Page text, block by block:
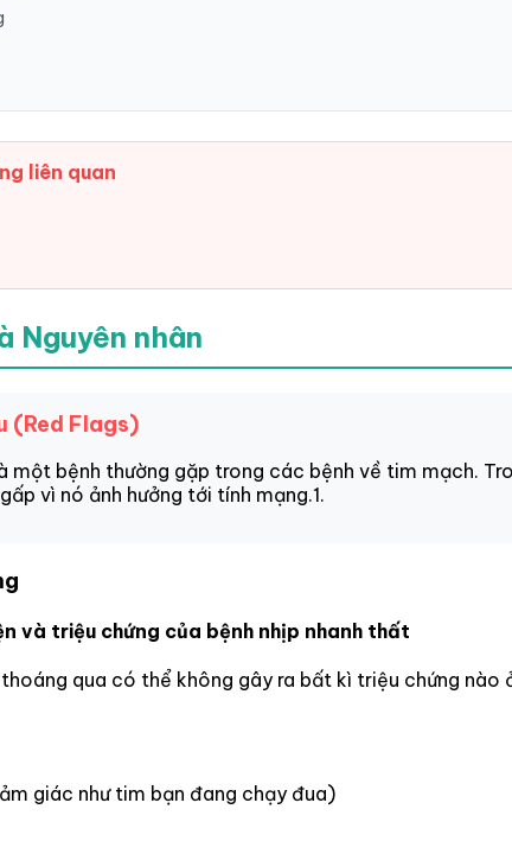
liên quan
Nguyên nhân
(Red Flags)
một bệnh thường gặp trong các bệnh về tim mạch.
vì nó ảnh hưởng tới tính mạng.1.
và triệu chứng của bệnh nhịp nhanh thất
qua có thể không gây ra bất kì triệu chứng nào
giác như tim bạn đang chạy đua)